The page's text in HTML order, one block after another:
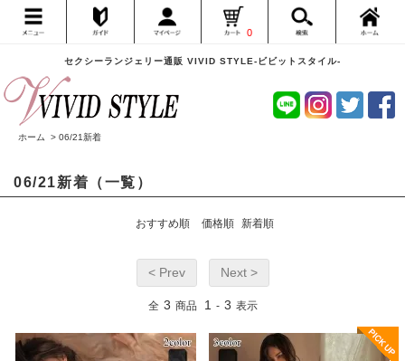
セクシーランジェリー通販 VIVID STYLE-ビビットスタイル-
0
ホーム > 06/21新着
06/21新着（一覧）
おすすめ順 価格順 新着順
< Prev Next >
全 3 商品 1 - 3 表示